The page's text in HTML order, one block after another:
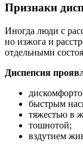
Признаки
Иногда люди с
но изжога и
отдельными
Диспепсия
быстрым
тяжестью в
тошнотой;
вздутием